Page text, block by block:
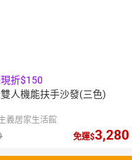
折$150
人機能扶手沙發(三色)
義居家生活館
免運 3,280